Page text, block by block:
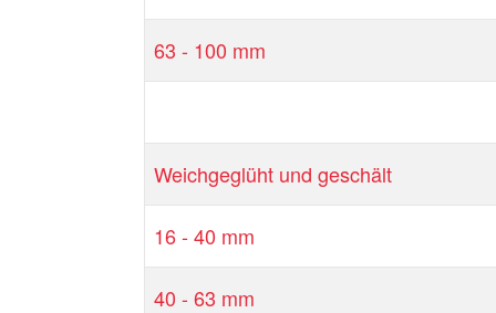
63 - 100 mm
Weichgeglüht und geschält
16 - 40 mm
40 - 63 mm